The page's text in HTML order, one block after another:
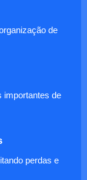
de
importantes de
perdas e